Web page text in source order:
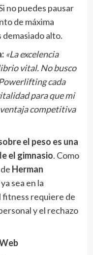
no puedes pausar
de máxima
alto.
«La excelencia
vital. No busco
cada
para que mi
competitiva
el peso es una
el gimnasio. Como
Herman
sea en la
fitness requiere de
y el rechazo